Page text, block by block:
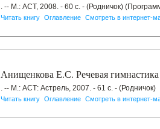
. -- М.: АСТ, 2008. - 60 с. - (Родничок)
Читать книгу Оглавление Смотреть в интернет-
Анищенкова Е.С. Речевая
. -- М.: АСТ: Астрель, 2007. - 61 с. - (Родничок)
Читать книгу Оглавление Смотреть в интернет-